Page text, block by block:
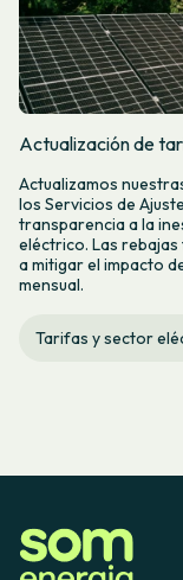
Actualización de
Actualizamos
los Servicios de
transparencia a la
eléctrico. Las
a mitigar el impacto
mensual.
Tarifas y sector